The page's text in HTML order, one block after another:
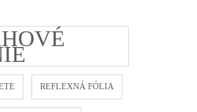
REFLEXNÁ FÓLIA